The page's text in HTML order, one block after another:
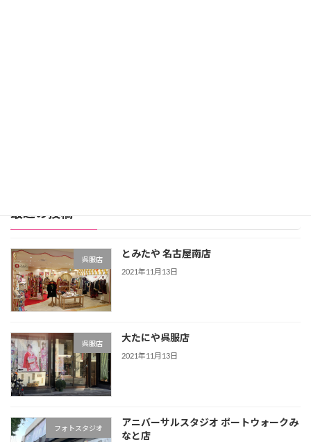
最近の投稿
呉服店
とみたや 名古屋南店
2021年11月13日
呉服店
大たにや呉服店
2021年11月13日
フォトスタジオ
アニバーサルスタジオ ポートウォークみ
なと店